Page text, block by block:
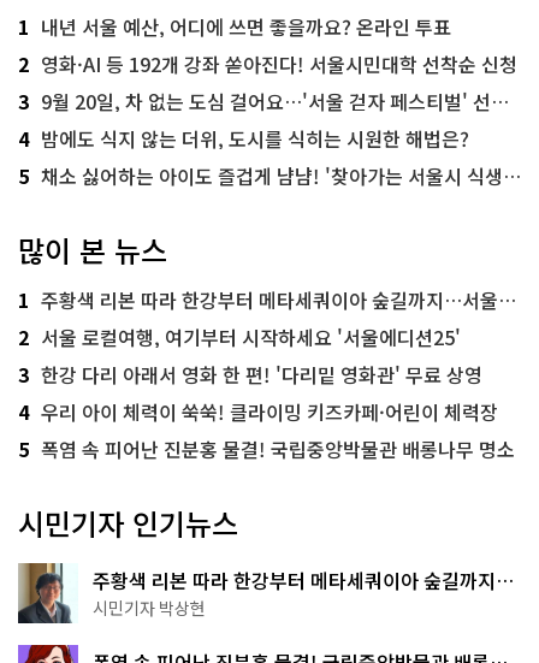
1 내년 서울 예산, 어디에 쓰면 좋을까요? 온라인 투표
2 영화·AI 등 192개 강좌 쏟아진다! 서울시민대학 선착순 신청
3 9월 20일, 차 없는 도심 걸어요…'서울 걷자 페스티벌' 선착순 5천명
4 밤에도 식지 않는 더위, 도시를 식히는 시원한 해법은?
5 채소 싫어하는 아이도 즐겁게 냠냠! '찾아가는 서울시 식생활 교육' 현장
많이 본 뉴스
1 주황색 리본 따라 한강부터 메타세쿼이아 숲길까지…서울둘레길 15코스
2 서울 로컬여행, 여기부터 시작하세요 '서울에디션25'
3 한강 다리 아래서 영화 한 편! '다리밑 영화관' 무료 상영
4 우리 아이 체력이 쑥쑥! 클라이밍 키즈카페·어린이 체력장
5 폭염 속 피어난 진분홍 물결! 국립중앙박물관 배롱나무 명소
시민기자 인기뉴스
주황색 리본 따라 한강부터 메타세쿼이아 숲길까지…
서울둘레길 15코스
시민기자 박상현